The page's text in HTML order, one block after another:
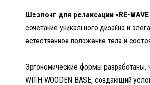
Шезлонг для релаксации «RE-WAVE
сочетание уникального дизайна и
естественное положение тела и
Эргономические формы разработаны,
WITH WOODEN BASE, создающий